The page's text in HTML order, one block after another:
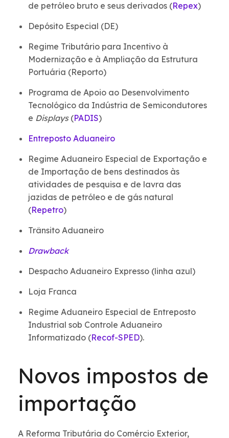
de petróleo bruto e seus derivados (Repex)
Depósito Especial (DE)
Regime Tributário para Incentivo à
Modernização e à Ampliação da Estrutura
Portuária (Reporto)
Programa de Apoio ao Desenvolvimento
Tecnológico da Indústria de Semicondutores
e Displays (PADIS)
Entreposto Aduaneiro
Regime Aduaneiro Especial de Exportação e
de Importação de bens destinados às
atividades de pesquisa e de lavra das
jazidas de petróleo e de gás natural
(Repetro)
Trânsito Aduaneiro
Drawback
Despacho Aduaneiro Expresso (linha azul)
Loja Franca
Regime Aduaneiro Especial de Entreposto
Industrial sob Controle Aduaneiro
Informatizado (Recof-SPED).
Novos impostos de
importação
A Reforma Tributária do Comércio Exterior,